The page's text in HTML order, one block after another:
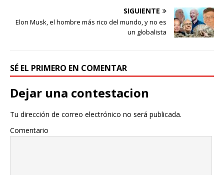
SIGUIENTE
Elon Musk, el hombre más rico del mundo, y no es
un globalista
SÉ EL PRIMERO EN COMENTAR
Dejar una contestacion
Tu dirección de correo electrónico no será publicada.
Comentario